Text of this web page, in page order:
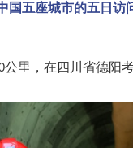
国五座城市的五日
公里，在四川省德阳